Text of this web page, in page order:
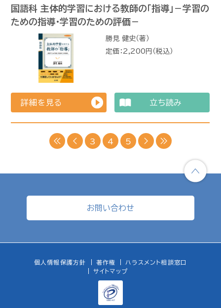
国語科 主体的学習における教師の「指導」－学習の
ための指導・学習のための評価－
勝見 健史（著）
定価：2,200円（税込）
詳細を見る 立ち読み
3 4 5
お問い合わせ
個人情報保護方針 著作権
ハラスメント相談窓口
サイトマップ